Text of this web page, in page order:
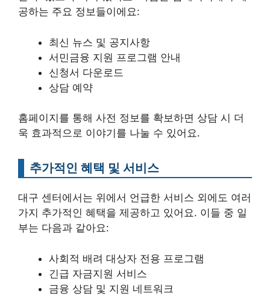
공하는 주요 정보들이에요:
최신 뉴스 및 공지사항
서민금융 지원 프로그램 안내
신청서 다운로드
상담 예약
홈페이지를 통해 사전 정보를 확보하면 상담 시 더
욱 효과적으로 이야기를 나눌 수 있어요.
추가적인 혜택 및 서비스
대구 센터에서는 위에서 언급한 서비스 외에도 여러
가지 추가적인 혜택을 제공하고 있어요. 이들 중 일
부는 다음과 같아요:
사회적 배려 대상자 전용 프로그램
긴급 자금지원 서비스
금융 상담 및 지원 네트워크